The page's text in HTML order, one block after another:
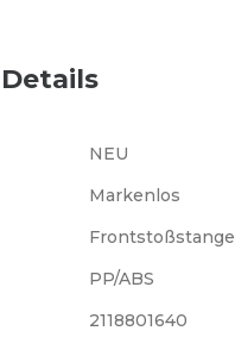
Markenlos
Frontstoßstange
NEU
PP/ABS
2118801640